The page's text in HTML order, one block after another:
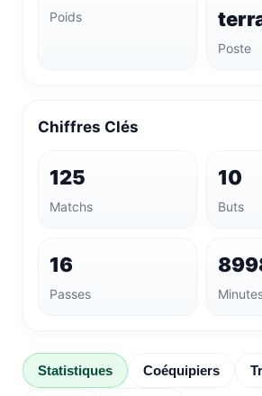
Poids
Poste
Chiffres Clés
125
Matchs
10
Buts
16
Passes
Statistiques Coéquipiers